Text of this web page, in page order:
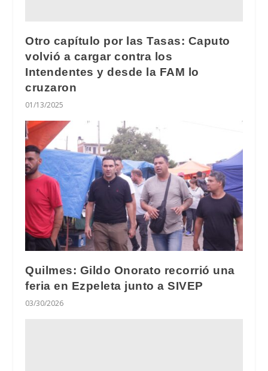
Otro capítulo por las Tasas: Caputo
volvió a cargar contra los
Intendentes y desde la FAM lo
cruzaron
01/13/2025
Quilmes: Gildo Onorato recorrió una
feria en Ezpeleta junto a SIVEP
03/30/2026